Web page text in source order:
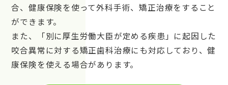
合、健康保険を使って外科手術、矯正治療をすること
ができます。
また、「別に厚生労働大臣が定める疾患」に起因した
咬合異常に対する矯正歯科治療にも対応しており、健
康保険を使える場合があります。